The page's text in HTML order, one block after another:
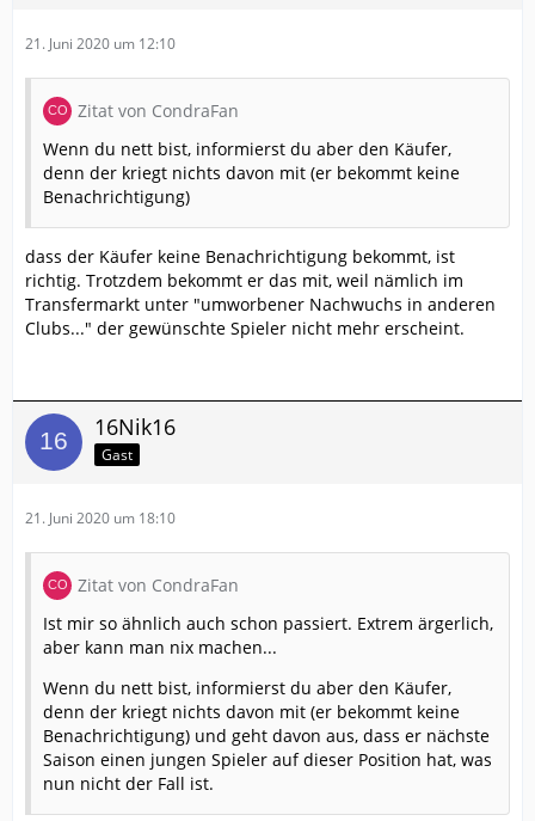
21. Juni 2020 um 12:10
Zitat von CondraFan
Wenn du nett bist, informierst du aber den Käufer,
denn der kriegt nichts davon mit (er bekommt keine
Benachrichtigung)
dass der Käufer keine Benachrichtigung bekommt, ist
richtig. Trotzdem bekommt er das mit, weil nämlich im
Transfermarkt unter "umworbener Nachwuchs in anderen
Clubs..." der gewünschte Spieler nicht mehr erscheint.
16Nik16
Gast
21. Juni 2020 um 18:10
Zitat von CondraFan
Ist mir so ähnlich auch schon passiert. Extrem ärgerlich,
aber kann man nix machen...
Wenn du nett bist, informierst du aber den Käufer,
denn der kriegt nichts davon mit (er bekommt keine
Benachrichtigung) und geht davon aus, dass er nächste
Saison einen jungen Spieler auf dieser Position hat, was
nun nicht der Fall ist.